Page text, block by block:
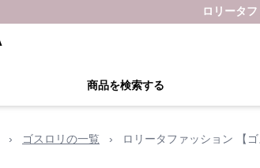
ロリータ
商品を検索する
› ゴスロリの一覧 › ロリータファッション 【